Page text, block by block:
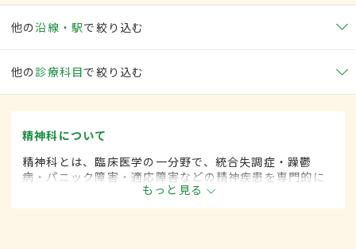
他の沿線・駅で絞り込む
他の 診療科目で絞り込む
精神科について
精神科とは、臨床医学の一分野で、統合失調症・躁鬱
病・パニック障害・適応障害などの精神疾患を専門的に
もっと見る